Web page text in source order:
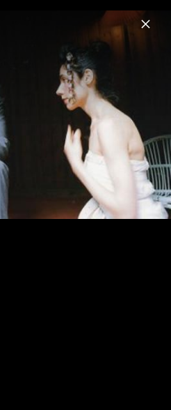
Menu
Fotos Biografie
Festival,